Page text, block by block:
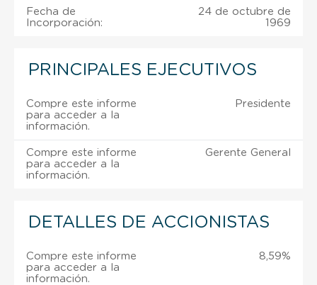
Fecha de
Incorporación:
24 de octubre de
1969
PRINCIPALES EJECUTIVOS
Compre este informe
para acceder a la
información.
Presidente
Compre este informe
para acceder a la
información.
Gerente General
DETALLES DE ACCIONISTAS
Compre este informe
para acceder a la
información.
8,59%